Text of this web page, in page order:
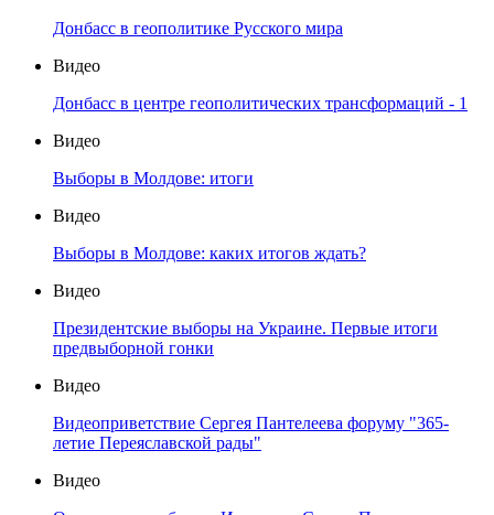
Донбасс в геополитике Русского мира
Видео
Донбасс в центре геополитических трансформаций - 1
Видео
Выборы в Молдове: итоги
Видео
Выборы в Молдове: каких итогов ждать?
Видео
Президентские выборы на Украине. Первые итоги
предвыборной гонки
Видео
Видеоприветствие Сергея Пантелеева форуму "365-
летие Переяславской рады"
Видео